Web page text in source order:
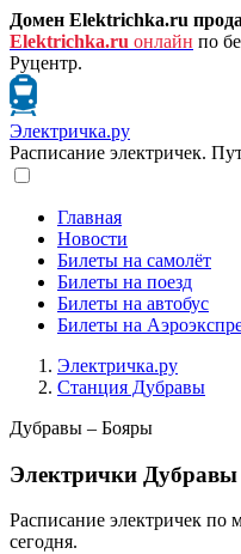
Домен Elektrichka.ru
Elektrichka.ru онлайн по
Руцентр.
Электричка.ру
Расписание электричек.
Главная
Новости
Билеты на самолёт
Билеты на поезд
Билеты на автобус
Билеты на
Электричка.ру
Станция Дубравы
Дубравы – Бояры
Электрички Дубравы
Расписание электричек
сегодня.